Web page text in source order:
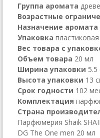
Группа аромата
Возрастные
Назначение аромата
Упаковка
Вес товара с
Объем товара 20 мл
Ширина упаковки 5.5
Высота упаковки 13
Срок годности 102
Комплектация
Страна
Парфюмерия Shaik
DG The One men 20 мл